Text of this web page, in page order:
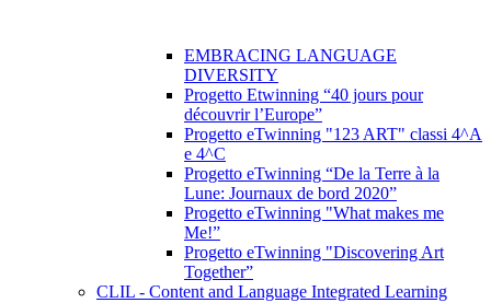
EMBRACING LANGUAGE
DIVERSITY
Progetto Etwinning “40 jours pour
découvrir l’Europe”
Progetto eTwinning "123 ART" classi 4^A
e 4^C
Progetto eTwinning “De la Terre à la
Lune: Journaux de bord 2020”
Progetto eTwinning "What makes me
Me!”
Progetto eTwinning "Discovering Art
Together”
CLIL - Content and Language Integrated Learning